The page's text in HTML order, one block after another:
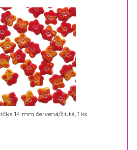
14 mm červená/žlutá, 1 ks